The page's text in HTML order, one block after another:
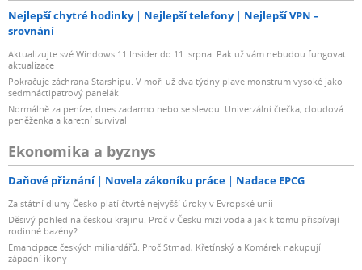
Nejlepší chytré hodinky Nejlepší telefony
Nejlepší VPN –
srovnání
Aktualizujte své Windows 11 Insider do 11. srpna. Pak už vám nebudou fungovat
aktualizace
Pokračuje záchrana Starshipu. V moři už dva týdny plave monstrum vysoké jako
sedmnáctipatrový panelák
Normálně za peníze, dnes zadarmo nebo se slevou: Univerzální čtečka, cloudová
peněženka a karetní survival
Ekonomika a byznys
Daňové přiznání Novela zákoníku práce Nadace EPCG
Za státní dluhy Česko platí čtvrté nejvyšší úroky v Evropské unii
Děsivý pohled na českou krajinu. Proč v Česku mizí voda a jak k tomu přispívají
rodinné bazény?
Emancipace českých miliardářů. Proč Strnad, Křetínský a Komárek nakupují
západní ikony